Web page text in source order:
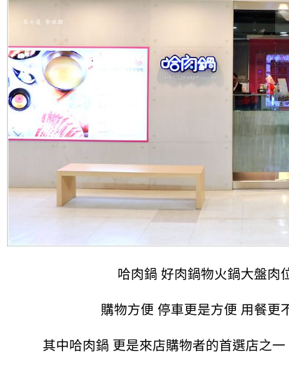
哈肉鍋 好肉鍋物火鍋大盤肉
購物方便 停車更是方便 用餐更
其中哈肉鍋 更是來店購物者的首選店之一